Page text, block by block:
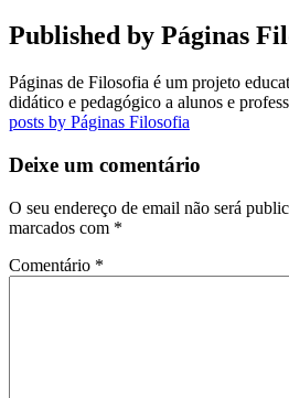
Published by Páginas
Páginas de Filosofia é um projeto
didático e pedagógico a alunos e
posts by Páginas Filosofia
Deixe um comentário
O seu endereço de email não será
marcados com *
Comentário *